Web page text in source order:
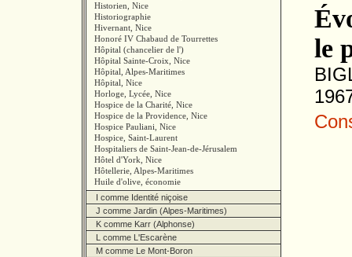
Historien, Nice
Historiographie
Hivernant, Nice
Honoré IV Chabaud de Tourrettes
Hôpital (chancelier de l')
Hôpital Sainte-Croix, Nice
Hôpital, Alpes-Maritimes
Hôpital, Nice
Horloge, Lycée, Nice
Hospice de la Charité, Nice
Hospice de la Providence, Nice
Hospice Pauliani, Nice
Hospice, Saint-Laurent
Hospitaliers de Saint-Jean-de-Jérusalem
Hôtel d'York, Nice
Hôtellerie, Alpes-Maritimes
Huile d'olive, économie
I comme Identité niçoise
J comme Jardin (Alpes-Maritimes)
K comme Karr (Alphonse)
L comme L'Escarène
M comme Le Mont-Boron
le